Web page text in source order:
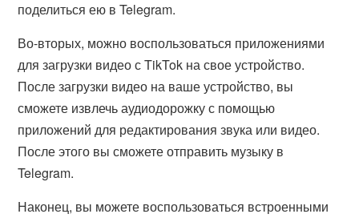
поделиться ею в Telegram.
Во-вторых, можно воспользоваться приложениями
для загрузки видео с TikTok на свое устройство.
После загрузки видео на ваше устройство, вы
сможете извлечь аудиодорожку с помощью
приложений для редактирования звука или видео.
После этого вы сможете отправить музыку в
Telegram.
Наконец, вы можете воспользоваться встроенными